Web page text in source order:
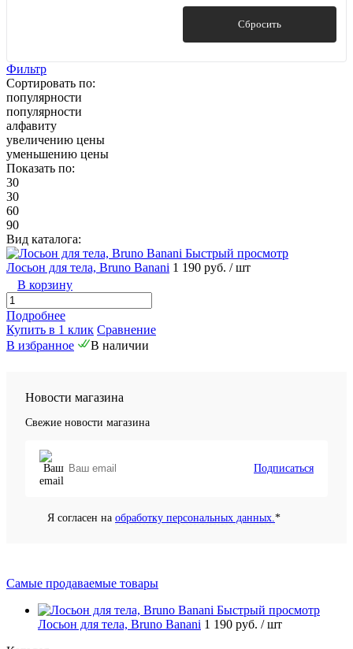
Сбросить
Фильтр
Сортировать по:
популярности
популярности
алфавиту
увеличению цены
уменьшению цены
Показать по:
30
30
60
90
Вид каталога:
Быстрый просмотр
Лосьон для тела, Bruno Banani 1 190 руб. / шт
В корзину
Подробнее
Купить в 1 клик Сравнение
В избранное
В наличии
Новости магазина
Свежие новости магазина
Подписаться
Я согласен на обработку персональных данных.*
Самые продаваемые товары
Быстрый просмотр
Лосьон для тела, Bruno Banani 1 190 руб. / шт